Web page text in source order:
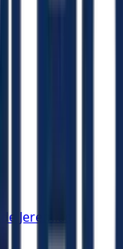
Jeremias